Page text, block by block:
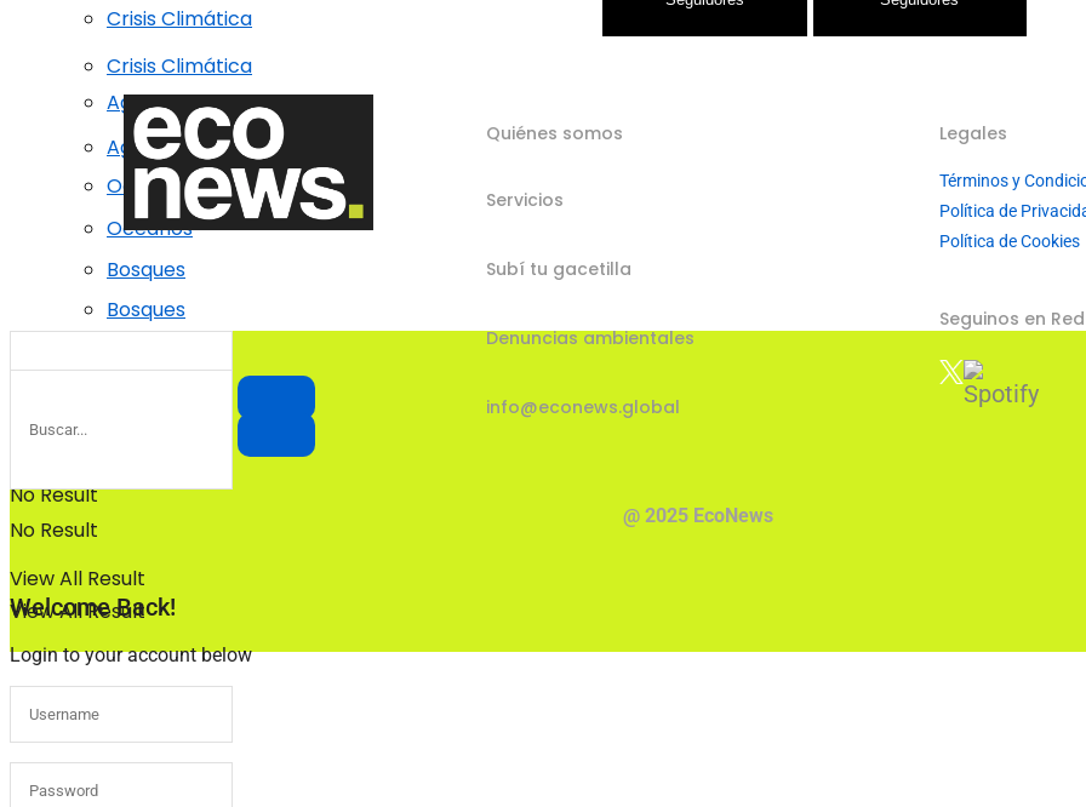
Crisis Climática
Agricultura regenerativa
Océanos
Bosques
No Result
View All Result
Crisis Climática
Agricultura regenerativa
Océanos
Bosques
No Result
View All Result
Quiénes somos
Servicios
Subí tu gacetilla
Denuncias ambientales
info@econews.global
Legales
Términos y
Política de
Política de Cookies
Seguinos en
@ 2025 EcoNews
Welcome Back!
Login to your account below